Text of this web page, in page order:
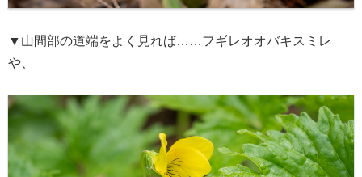
▼山間部の道端をよく見れば……フギレオオバキスミレ
や、